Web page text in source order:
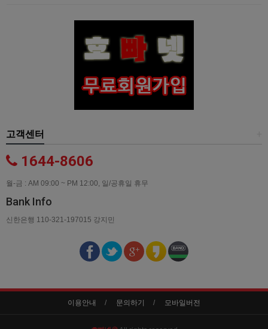
고객센터
1644-8606
월-금 : AM 09:00 ~ PM 12:00, 일/공휴일 휴무
Bank Info
신한은행 110-321-197015 강지민
이용안내 문의하기 모바일버전